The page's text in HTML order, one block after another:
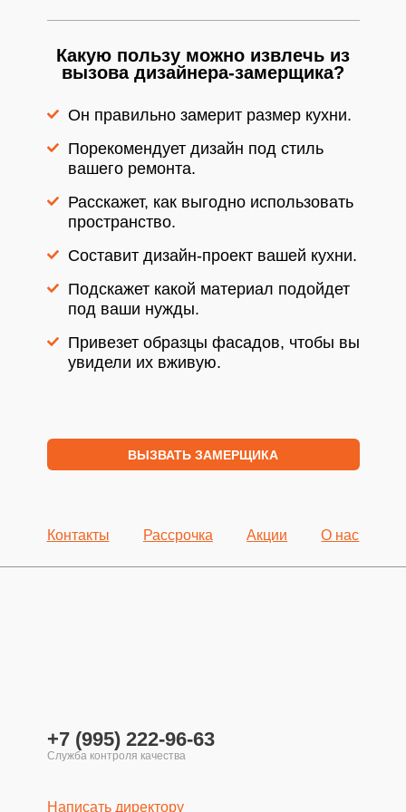
Какую пользу можно извлечь из
вызова дизайнера-замерщика?
Он правильно замерит размер кухни.
Порекомендует дизайн под стиль
вашего ремонта.
Расскажет, как выгодно использовать
пространство.
Составит дизайн-проект вашей кухни.
Подскажет какой материал подойдет
под ваши нужды.
Привезет образцы фасадов, чтобы вы
увидели их вживую.
ВЫЗВАТЬ ЗАМЕРЩИКА
Контакты Рассрочка Акции О нас
Написать директору
+7 (995) 222-96-63